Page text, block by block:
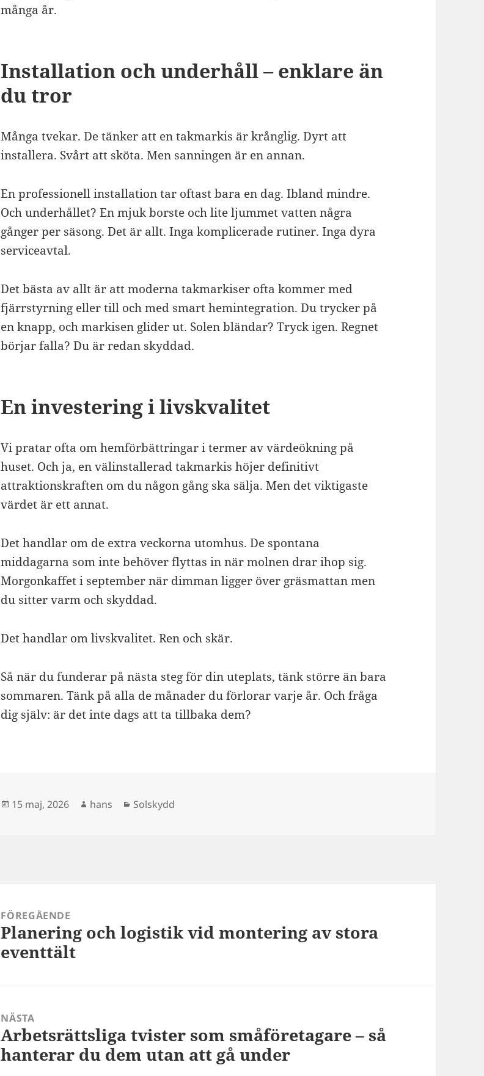
många år.
Installation och underhåll – enklare än
du tror
Många tvekar. De tänker att en takmarkis är krånglig. Dyrt att
installera. Svårt att sköta. Men sanningen är en annan.
En professionell installation tar oftast bara en dag. Ibland mindre.
Och underhållet? En mjuk borste och lite ljummet vatten några
gånger per säsong. Det är allt. Inga komplicerade rutiner. Inga dyra
serviceavtal.
Det bästa av allt är att moderna takmarkiser ofta kommer med
fjärrstyrning eller till och med smart hemintegration. Du trycker på
en knapp, och markisen glider ut. Solen bländar? Tryck igen. Regnet
börjar falla? Du är redan skyddad.
En investering i livskvalitet
Vi pratar ofta om hemförbättringar i termer av värdeökning på
huset. Och ja, en välinstallerad takmarkis höjer definitivt
attraktionskraften om du någon gång ska sälja. Men det viktigaste
värdet är ett annat.
Det handlar om de extra veckorna utomhus. De spontana
middagarna som inte behöver flyttas in när molnen drar ihop sig.
Morgonkaffet i september när dimman ligger över gräsmattan men
du sitter varm och skyddad.
Det handlar om livskvalitet. Ren och skär.
Så när du funderar på nästa steg för din uteplats, tänk större än bara
sommaren. Tänk på alla de månader du förlorar varje år. Och fråga
dig själv: är det inte dags att ta tillbaka dem?
Postat
15 maj, 2026 Författare
hans Kategorier
Solskydd
FÖREGÅENDE
Föregående
inlägg:
Planering och logistik vid montering av stora
eventtält
NÄSTA
Nästa
inlägg:
Arbetsrättsliga tvister som småföretagare – så
hanterar du dem utan att gå under